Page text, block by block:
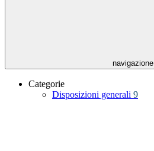
navigazione
Categorie
Disposizioni generali 9